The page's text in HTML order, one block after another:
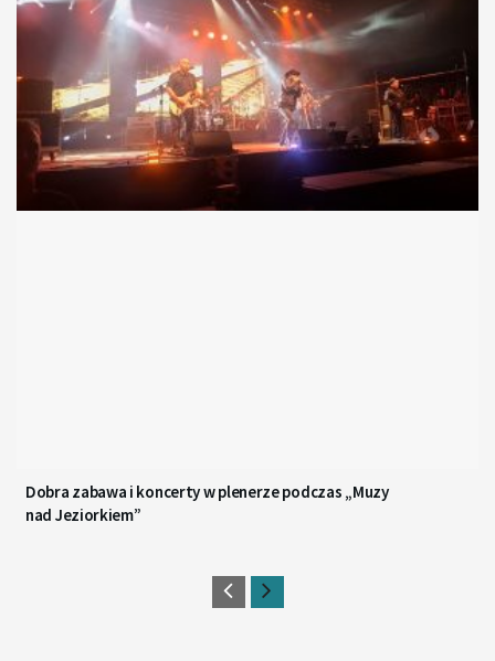
Dobra zabawa i koncerty w plenerze podczas „Muzy
nad Jeziorkiem”